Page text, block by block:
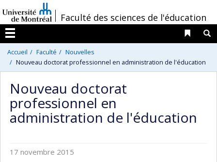
au
contenu
/Faculté des sciences de l'éducation
Menu
Liens
Accueil Faculté
Nouvelles
Nouveau doctorat professionnel en administration de l'éducation
Nouveau doctorat
professionnel en
administration de l'éducation
17 novembre 2015